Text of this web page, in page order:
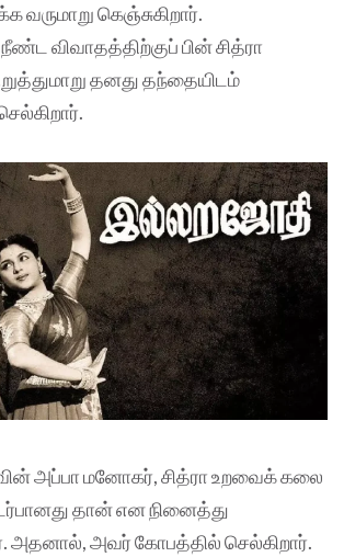
வருமாறு கெஞ்சுகிறார்.
விவாதத்திற்குப் பின் சித்ரா
தனது தந்தையிடம்
அப்பா மனோகர், சித்ரா உறவைக் கலை
தான் என நினைத்து
அதனால், அவர் கோபத்தில் செல்கிறார்.